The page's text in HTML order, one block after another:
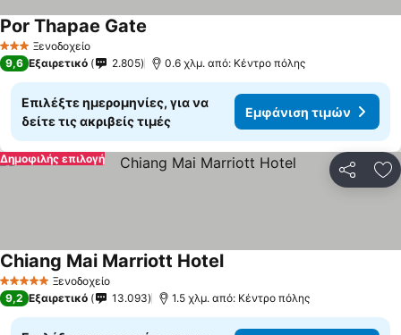
3 ΑστέριαΞενοδοχείο
Por Thapae Gate
9,6 Εξαιρετικό 2.805 0.6 χλμ. από: Κέντρο πόλης
Επιλέξτε ημερομηνίες, για να
δείτε τις ακριβείς τιμές
Εμφάνιση τιμών
Δημοφιλής επιλογή
5 Αστέρια Ξενοδοχείο
Chiang Mai Marriott Hotel
9,2 Εξαιρετικό 13.093 1.5 χλμ. από: Κέντρο πόλης